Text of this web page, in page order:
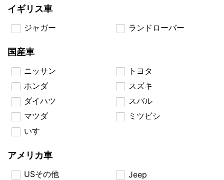
イギリス車
ジャガー ランドローバー
国産車
ニッサン
トヨタ
ホンダ
スズキ
ダイハツ
スバル
マツダ
ミツビシ
いすゞ
アメリカ車
USその他
Jeep